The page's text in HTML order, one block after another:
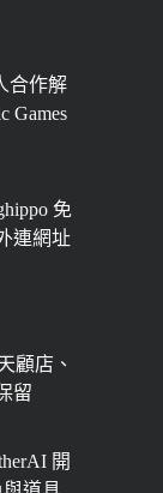
合作解
Games
免
連網址
顧店、
留
開